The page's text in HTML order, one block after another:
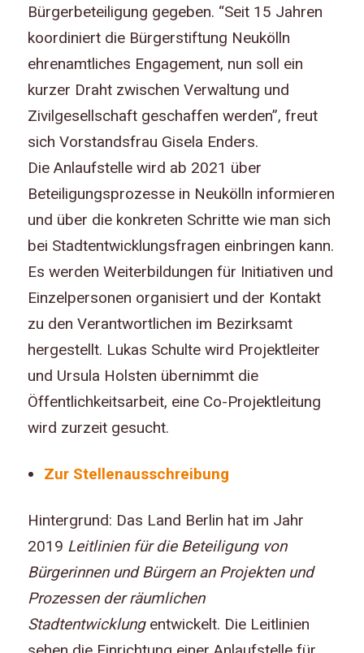
Bürgerbeteiligung gegeben. “Seit 15 Jahren
koordiniert die Bürgerstiftung Neukölln
ehrenamtliches Engagement, nun soll ein
kurzer Draht zwischen Verwaltung und
Zivilgesellschaft geschaffen werden”, freut
sich Vorstandsfrau Gisela Enders.
Die Anlaufstelle wird ab 2021 über
Beteiligungsprozesse in Neukölln informieren
und über die konkreten Schritte wie man sich
bei Stadtentwicklungsfragen einbringen kann.
Es werden Weiterbildungen für Initiativen und
Einzelpersonen organisiert und der Kontakt
zu den Verantwortlichen im Bezirksamt
hergestellt. Lukas Schulte wird Projektleiter
und Ursula Holsten übernimmt die
Öffentlichkeitsarbeit, eine Co-Projektleitung
wird zurzeit gesucht.
Zur Stellenausschreibung
Hintergrund: Das Land Berlin hat im Jahr
2019 Leitlinien für die Beteiligung von
Bürgerinnen und Bürgern an Projekten und
Prozessen der räumlichen
Stadtentwicklungentwickelt. Die Leitlinien